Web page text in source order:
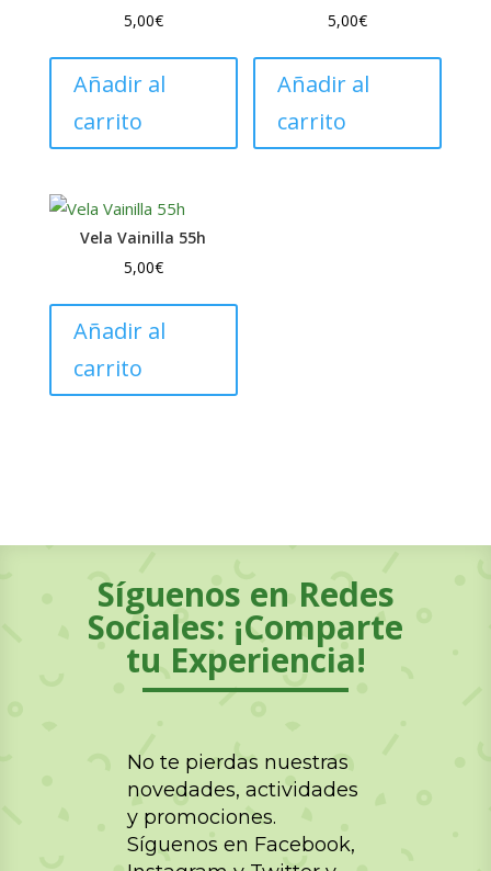
5,00€
Añadir al
carrito
5,00€
Añadir al
carrito
Vela Vainilla 55h
5,00€
Añadir al
carrito
Síguenos en Redes
Sociales: ¡Comparte
tu Experiencia!
No te pierdas nuestras
novedades, actividades
y promociones.
Síguenos en Facebook,